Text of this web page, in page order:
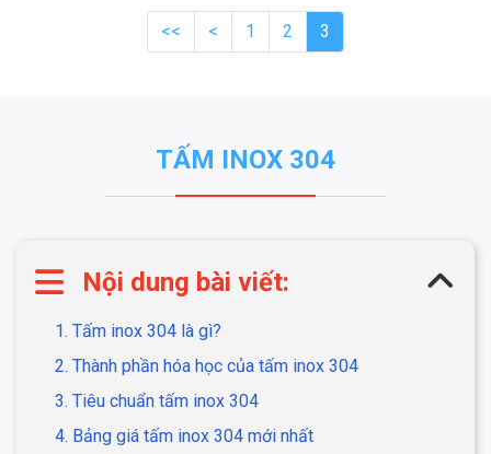
<< < 1 2 3
TẤM INOX 304
Nội dung bài viết:
1. Tấm inox 304 là gì?
2. Thành phần hóa học của tấm inox 304
3. Tiêu chuẩn tấm inox 304
4. Bảng giá tấm inox 304 mới nhất